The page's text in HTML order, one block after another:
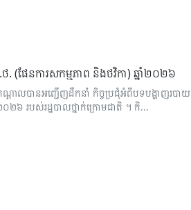
. (ផែនការសកម្មភាព និងថវិកា) ឆ្នាំ២០២៦
ណ្ដាលបានអញ្ជើញដឹកនាំ កិច្ចប្រជុំអំពីបទបង្ហាញរបាយ
០២៦ របស់រដ្ឋបាលថ្នាក់ក្រោមជាតិ ។ កិ...